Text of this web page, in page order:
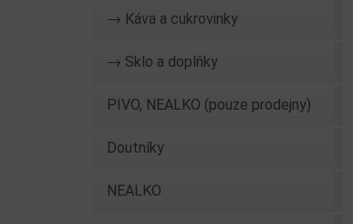
→ Káva a cukrovinky
→ Sklo a doplňky
PIVO, NEALKO (pouze prodejny)
Doutníky
NEALKO